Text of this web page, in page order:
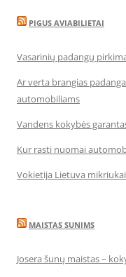
PIGUS AVIABILIETAI
Vasarinių padangų
Ar verta brangias
automobiliams
Vandens kokybės
Kur rasti nuomai
Vokietija Lietuva
MAISTAS SUNIMS
Josera šunų maistas –